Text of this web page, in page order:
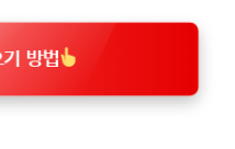
기 방법